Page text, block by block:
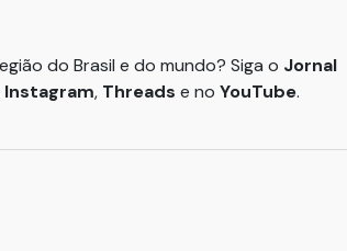
do Brasil e do mundo? Siga o Jornal
Instagram, Threads e no YouTube.